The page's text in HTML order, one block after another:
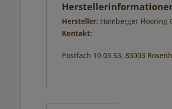
Hersteller: Hamberger Flooring
Kontakt:
Postfach 10 03 53, 83003